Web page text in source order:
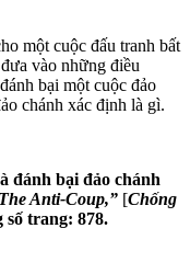
một cuộc đấu tranh bất
vào những điều
bại một cuộc đảo
chánh xác định là gì.
đánh bại đảo chánh
Anti-Coup,” [Chống
số trang: 878.